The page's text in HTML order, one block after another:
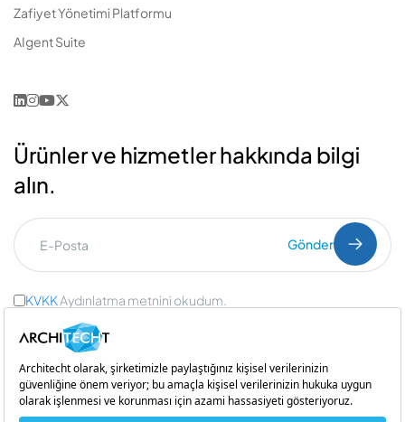
Zafiyet Yönetimi Platformu
AIgent Suite
Ürünler ve hizmetler hakkında bilgi
alın.
Gönder
KVKKAydınlatma metnini okudum.
Ticari İleti Onayı
Bir iştirakidir